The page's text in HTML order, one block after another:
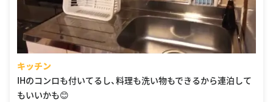
キッチン
IHのコンロも付いてるし、料理も洗い物もできるから連泊して
もいいかも😊